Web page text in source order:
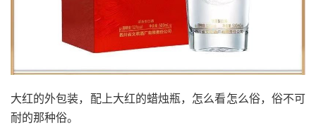
大红的外包装，配上大红的蜡烛瓶，怎么看怎么俗，俗不可
耐的那种俗。